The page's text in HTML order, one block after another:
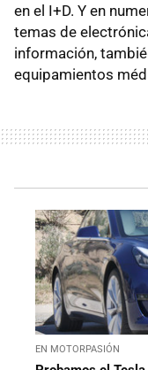
en el I+D. Y en
temas de
información,
equipamientos
EN MOTORPASIÓN